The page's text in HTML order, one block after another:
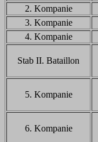
2. Kompanie
3. Kompanie
4. Kompanie
Stab II. Bataillon
5. Kompanie
6. Kompanie